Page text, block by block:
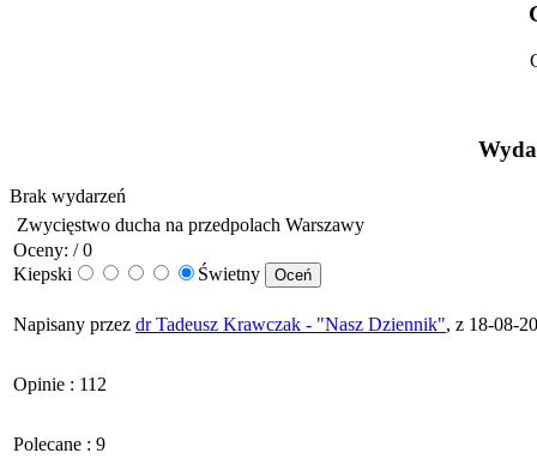
Brak wydarzeń
Zwycięstwo ducha na przedpolach Warszawy
Oceny: / 0
Kiepski
Świetny
Napisany przez dr Tadeusz Krawczak - "Nasz Dziennik", z 18-08-
Opinie : 112
Polecane : 9